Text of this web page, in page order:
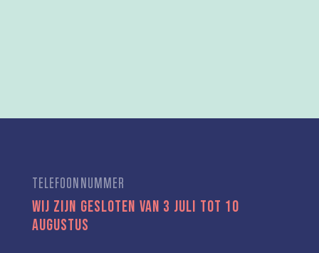
TELEFOONNUMMER
Wij zijn gesloten van 3 juli tot 10
augustus